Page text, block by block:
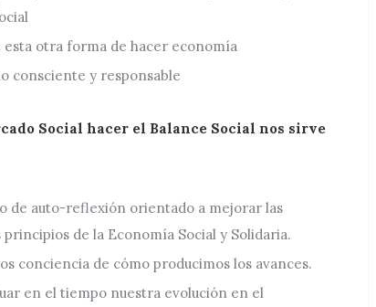
otra forma de hacer economía
consciente y responsable
Social hacer el Balance Social nos sirve
de auto-reflexión orientado a mejorar las
de la Economía Social y Solidaria.
conciencia de cómo producimos los avances.
en el tiempo nuestra evolución en el